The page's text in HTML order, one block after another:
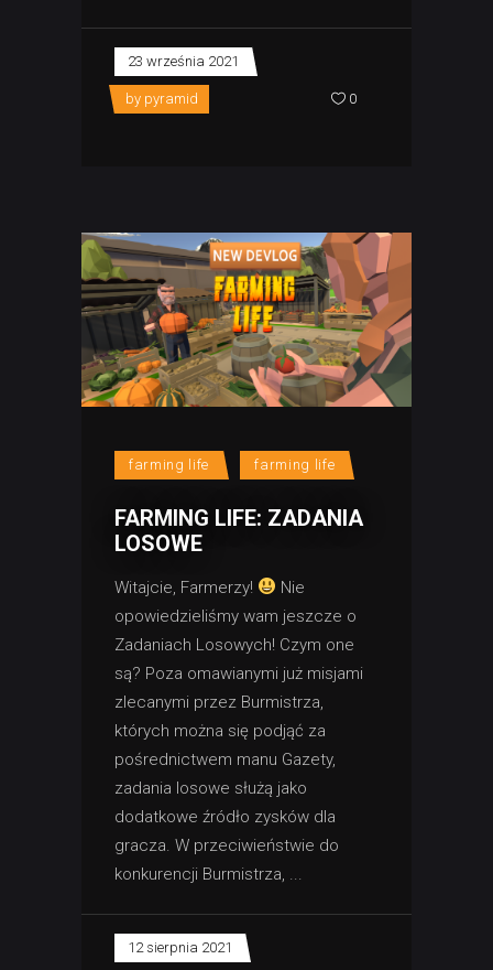
23 września 2021
by pyramid 0
farming life farming life
FARMING LIFE: ZADANIA
LOSOWE
Witajcie, Farmerzy!
Nie
opowiedzieliśmy wam jeszcze o
Zadaniach Losowych! Czym one
są? Poza omawianymi już misjami
zlecanymi przez Burmistrza,
których można się podjąć za
pośrednictwem manu Gazety,
zadania losowe służą jako
dodatkowe źródło zysków dla
gracza. W przeciwieństwie do
konkurencji Burmistrza,
12 sierpnia 2021